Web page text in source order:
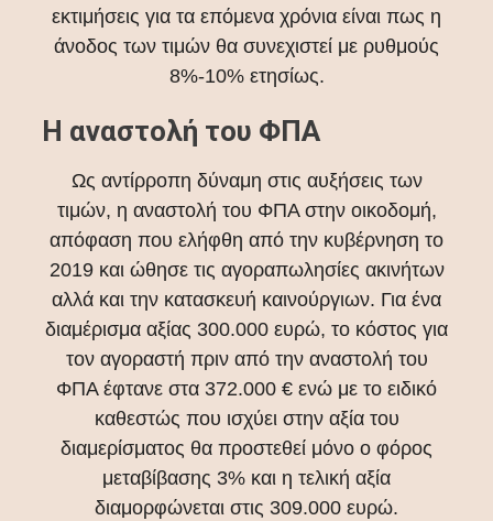
εκτιμήσεις για τα επόμενα χρόνια είναι πως η
άνοδος των τιμών θα συνεχιστεί με ρυθμούς
8%-10% ετησίως.
Η αναστολή του ΦΠΑ
Ως αντίρροπη δύναμη στις αυξήσεις των
τιμών, η αναστολή του ΦΠΑ στην οικοδομή,
απόφαση που ελήφθη από την κυβέρνηση το
2019 και ώθησε τις αγοραπωλησίες ακινήτων
αλλά και την κατασκευή καινούργιων. Για ένα
διαμέρισμα αξίας 300.000 ευρώ, το κόστος για
τον αγοραστή πριν από την αναστολή του
ΦΠΑ έφτανε στα 372.000 € ενώ με το ειδικό
καθεστώς που ισχύει στην αξία του
διαμερίσματος θα προστεθεί μόνο ο φόρος
μεταβίβασης 3% και η τελική αξία
διαμορφώνεται στις 309.000 ευρώ.